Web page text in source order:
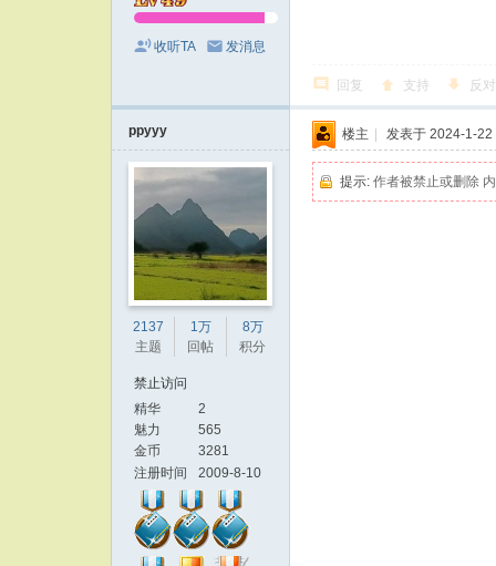
收听TA 发消息
回复 支持 反对
ppyyy
2137
主题
1万
回帖
8万
积分
禁止访问
精华
2
魅力
565
金币
3281
注册时间
2009-8-10
楼主 | 发表于 2024-1-
提示: 作者被禁止或删除